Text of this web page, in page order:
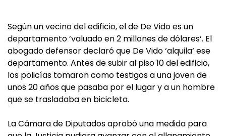
Según un vecino del edificio, el de De Vido es un
departamento ‘valuado en 2 millones de dólares‘. El
abogado defensor declaró que De Vido ‘alquila‘ ese
departamento. Antes de subir al piso 10 del edificio,
los policías tomaron como testigos a una joven de
unos 20 años que pasaba por el lugar y a un hombre
que se trasladaba en bicicleta.
La Cámara de Diputados aprobó una medida para